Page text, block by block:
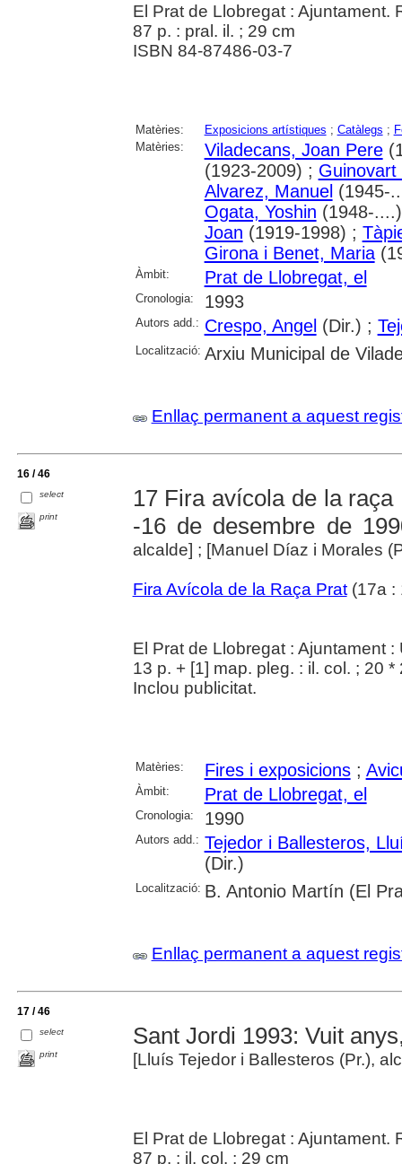
El Prat de Llobregat : Ajuntament.
87 p. : pral. il. ; 29 cm
ISBN 84-87486-03-7
Matèries: Exposicions artístiques ; Catàlegs ;
Matèries:
Viladecans, Joan Pere
(1923-2009) ;
Alvarez, Manuel(1945-
Ogata, Yoshin (1948-
Joan (1919-1998) ;
Girona i Benet, Maria
Àmbit: Prat de Llobregat, el
Cronologia: 1993
Autors add.: Crespo, Angel(Dir.) ;
Localització: Arxiu Municipal de
Enllaç permanent a aquest
16 / 46
select
print
17 Fira avícola de la
-16 de desembre de
alcalde] ; [Manuel Díaz i Morales
Fira Avícola de la Raça Prat(17a :
El Prat de Llobregat : Ajuntament
13 p. + [1] map. pleg. : il. col. ; 20 *
Inclou publicitat.
Matèries: Fires i exposicions;
Àmbit: Prat de Llobregat, el
Cronologia: 1990
Autors add.: Tejedor i Ballesteros,
(Dir.)
Localització: B. Antonio Martín (El
Enllaç permanent a aquest
17 / 46
select
print
Sant Jordi 1993: Vuit
[Lluís Tejedor i Ballesteros (Pr.),
El Prat de Llobregat : Ajuntament.
87 p. : il. col. ; 29 cm